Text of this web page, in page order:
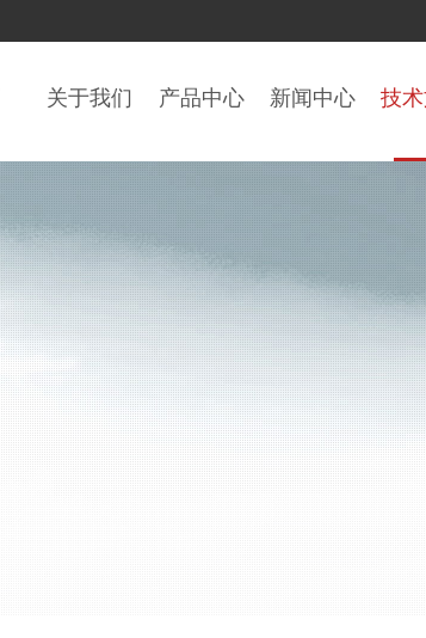
关于我们 产品中心 新闻中心 技